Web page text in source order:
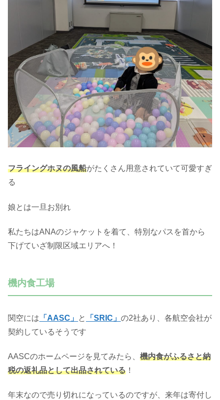
フライングホヌの風船がたくさん用意されていて可愛すぎ
る
娘とは一旦お別れ
私たちはANAのジャケットを着て、特別なパスを首から
下げていざ制限区域エリアへ！
機内食工場
関空には 「AASC」 と 「SRIC」 の2社あり、各航空会社が
契約しているそうです
AASCのホームページを見てみたら、 機内食がふるさと納
税の返礼品として出品されている ！
年末なので売り切れになっているのですが、来年は寄付し